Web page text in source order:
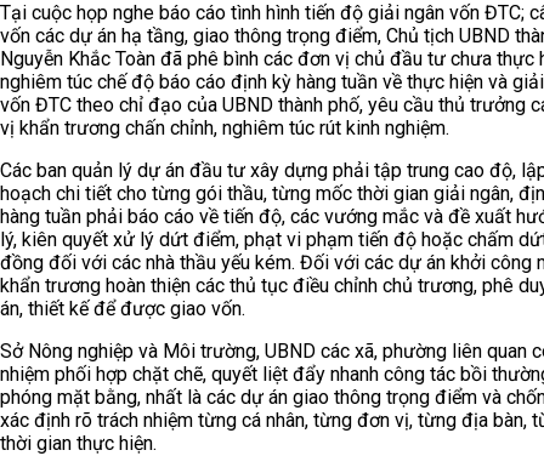
Tại cuộc họp nghe báo cáo tình hình tiến độ giải ngân vốn ĐTC;
vốn các dự án hạ tầng, giao thông trọng điểm, Chủ tịch UBND
Nguyễn Khắc Toàn đã phê bình các đơn vị chủ đầu tư chưa thực
nghiêm túc chế độ báo cáo định kỳ hàng tuần về thực hiện và
vốn ĐTC theo chỉ đạo của UBND thành phố, yêu cầu thủ trưởng
vị khẩn trương chấn chỉnh, nghiêm túc rút kinh nghiệm.
Các ban quản lý dự án đầu tư xây dựng phải tập trung cao độ,
hoạch chi tiết cho từng gói thầu, từng mốc thời gian giải ngân,
hàng tuần phải báo cáo về tiến độ, các vướng mắc và đề xuất
lý, kiên quyết xử lý dứt điểm, phạt vi phạm tiến độ hoặc chấm
đồng đối với các nhà thầu yếu kém. Đối với các dự án khởi công
khẩn trương hoàn thiện các thủ tục điều chỉnh chủ trương, phê
án, thiết kế để được giao vốn.
Sở Nông nghiệp và Môi trường, UBND các xã, phường liên quan
nhiệm phối hợp chặt chẽ, quyết liệt đẩy nhanh công tác bồi
phóng mặt bằng, nhất là các dự án giao thông trọng điểm và
xác định rõ trách nhiệm từng cá nhân, từng đơn vị, từng địa bàn,
thời gian thực hiện.